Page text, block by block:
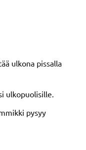
ulkona pissalla
ulkopuolisille.
pysyy